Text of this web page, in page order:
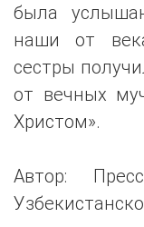
была
наши от
сестры
от вечных
Христом».
Автор: